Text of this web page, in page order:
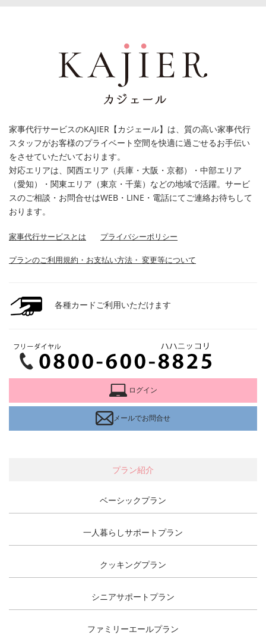
家事代行サービスのKAJIER【カジェール】は、質の高い家事代行
スタッフがお客様のプライベート空間を快適に過ごせるお手伝い
をさせていただいております。
対応エリアは、関西エリア（兵庫・大阪・京都）・中部エリア
（愛知）・関東エリア（東京・千葉）などの地域で活躍。サービ
スのご相談・お問合せはWEB・LINE・電話にてご連絡お待ちして
おります。
家事代行サービスとは プライバシーポリシー
プランのご利用規約・お支払い方法・ 変更等について
各種カードご利用いただけます
ログイン
メールでお問合せ
プラン紹介
ベーシックプラン
一人暮らしサポートプラン
クッキングプラン
シニアサポートプラン
ファミリーエールプラン